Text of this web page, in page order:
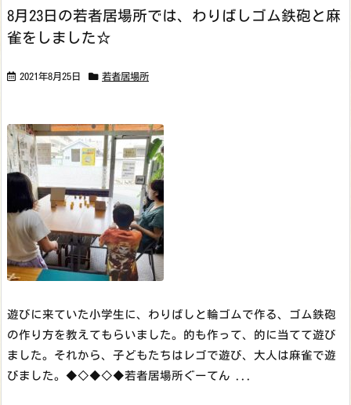
8月23日の若者居場所では、わりばしゴム鉄砲と麻
雀をしました☆
2021年8月25日 若者居場所
遊びに来ていた小学生に、わりばしと輪ゴムで作る、ゴム鉄砲
の作り方を教えてもらいました。的も作って、的に当てて遊び
ました。それから、子どもたちはレゴで遊び、大人は麻雀で遊
びました。 ◆◇◆◇◆若者居場所ぐーてん ...